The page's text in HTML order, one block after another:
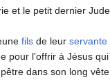
et le petit dernier Jude
fils de leur servante
pour l'offrir à Jésus
dans son long